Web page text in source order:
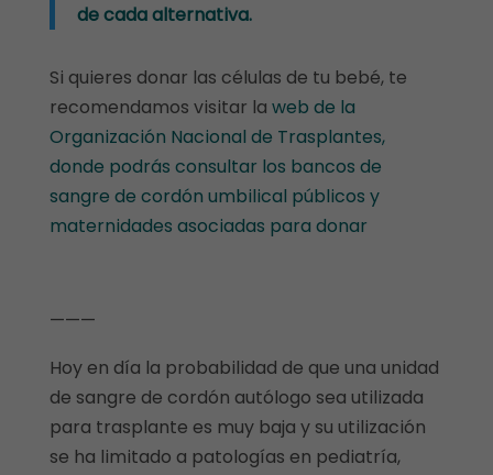
de cada alternativa.
Si quieres donar las células de tu bebé, te
recomendamos visitar la web de la
Organización Nacional de Trasplantes,
donde podrás consultar los bancos de
sangre de cordón umbilical públicos y
maternidades asociadas para donar
———
Hoy en día la probabilidad de que una unidad
de sangre de cordón autólogo sea utilizada
para trasplante es muy baja y su utilización
se ha limitado a patologías en pediatría,